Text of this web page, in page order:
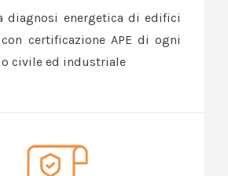
diagnosi energetica di edifici
certificazione APE di ogni
civile ed industriale